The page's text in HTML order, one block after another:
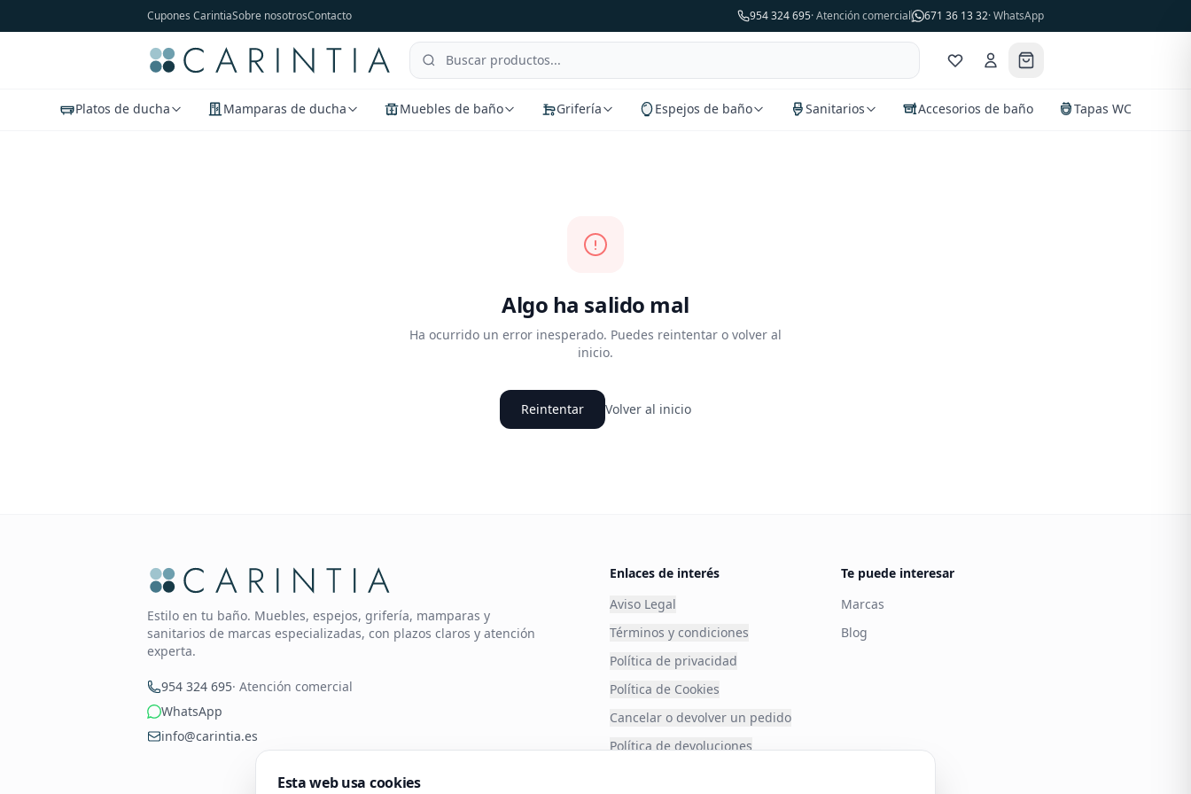
Cupones CarintiaSobre nosotrosContacto 954 324 695· Atención comercial 671 36 13 32· WhatsApp
Platos de ducha Mamparas de ducha Muebles de baño Grifería Espejos de baño Sanitarios Accesorios de baño Tapas WC
Algo ha salido mal
Ha ocurrido un error inesperado. Puedes reintentar o volver al
inicio.
Reintentar Volver al inicio
Estilo en tu baño. Muebles, espejos, grifería, mamparas y
sanitarios de marcas especializadas, con plazos claros y atención
experta.
954 324 695· Atención comercial
WhatsApp
info@carintia.es
Enlaces de interés
Aviso Legal
Términos y condiciones
Política de privacidad
Política de Cookies
Cancelar o devolver un pedido
Política de devoluciones
Te puede interesar
Marcas
Blog
Esta web usa cookies